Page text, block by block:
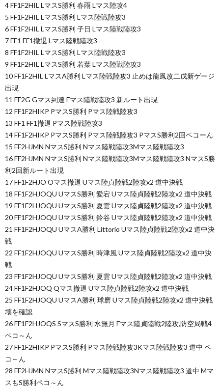
4 FF1F2HIL LマスS勝利 春雨 Lマス陸攻4
5 FF1F2HIL LマスS勝利 Lマス陸戦陸攻3
6 FF1F2HIL LマスS勝利 子日 Lマス陸戦陸攻3
7 FF1 FF1撤退 Lマス陸戦陸攻3
8 FF1F2HIL LマスS勝利 Lマス陸戦陸攻3
9 FF1F2HIL LマスS勝利 若葉 Lマス陸戦陸攻3
10 FF1F2HIL LマスA勝利 Lマス陸戦陸攻3 止めは龍鳳改二戊新ゲージ
出現
11 FF2G Gマス到達 Fマス陸戦陸攻3 新ルート出現
12 FF1F2HIKP PマスS勝利 Pマス陸戦陸攻3
13 FF1 FF1撤退 Pマス陸戦陸攻3
14 FF1F2HIKP PマスS勝利 Pマス陸戦陸攻3 PマスS勝利2回ペコーん
15 FF2HJMN NマスS勝利 Nマス陸戦陸攻3Mマス陸戦陸攻3
16 FF2HJMN NマスS勝利 Nマス陸戦陸攻3Mマス陸戦陸攻3 NマスS勝
利2回新ルート出現
17 FF1F2HJO Oマス撤退 Uマス陸貞陸戦2陸攻x2 道中決戦
18 FF1F2HJOQU UマスS勝利 愛宕 Uマス陸貞陸戦2陸攻x2 道中決戦
19 FF1F2HJOQU UマスS勝利 夏雲 Uマス陸貞陸戦2陸攻x2 道中決戦
20 FF1F2HJOQU UマスS勝利 鈴谷 Uマス陸貞陸戦2陸攻x2 道中決戦
21 FF1F2HJOQU UマスA勝利 Littorio Uマス陸貞陸戦2陸攻x2 道中決
戦
22 FF1F2HJOQU UマスS勝利 時津風 Uマス陸貞陸戦2陸攻x2 道中決
戦
23 FF1F2HJOQU UマスS勝利 夏雲 Uマス陸貞陸戦2陸攻x2 道中決戦
24 FF1F2HJOQ Qマス撤退 Uマス陸貞陸戦2陸攻x2 道中決戦
25 FF1F2HJOQU UマスA勝利 球磨 Uマス陸貞陸戦2陸攻x2 道中決戦
壊を確認
26 FF1F2HJOQS SマスS勝利 水無月 Fマス陸貞陸戦2陸攻,防空局戦4
ペコ～ん
27 FF1F2HIKP PマスS勝利 Pマス陸戦陸攻3Kマス陸戦陸攻3 道中 ペ
コ～ん
28 FF2HJMN NマスS勝利 Mマス陸戦陸攻3Nマス陸戦陸攻3 道中 Mマ
スもS勝利ペコ～ん